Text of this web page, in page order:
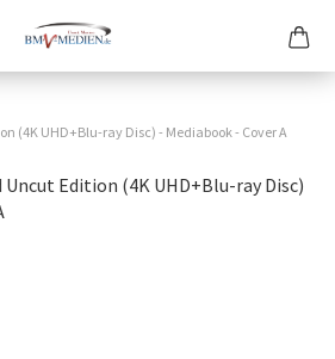
(4K UHD+Blu-ray Disc) - Mediabook - Cover A
Edition (4K UHD+Blu-ray Disc)